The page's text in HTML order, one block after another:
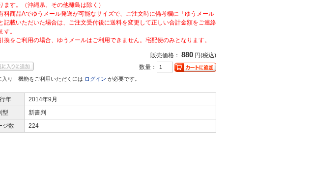
ます。（沖縄県、その他離島は除く）
料商品Aでゆうメール発送が可能なサイズで、ご注文時に備考欄に「ゆうメール
記載いただいた場合は、ご注文受付後に送料を変更して正しい合計金額をご連絡
す。
換をご利用の場合、ゆうメールはご利用できません。宅配便のみとなります。
販売価格： 880 円(税込)
数量：
入り」機能をご利用いただくには ログイン が必要です。
年
2014年9月
型
新書判
ジ数
224